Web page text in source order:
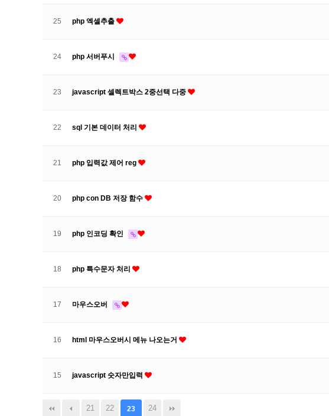
25 php 엑셀추출
24 php 서버푸시
23 javascript 셀렉트박스 2중선택 다중
22 sql 기본 데이터 처리
21 php 입력값 제어 reg
20 php con DB 저장 함수
19 php 인코딩 확인
18 php 특수문자 처리
17 마우스오버
16 html 마우스오버시 메뉴 나오는거
15 javascript 숫자만입력
21 22 23 24